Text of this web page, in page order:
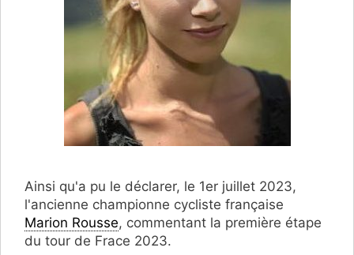
Ainsi qu'a pu le déclarer, le 1er juillet 2023,
l'ancienne championne cycliste française
Marion Rousse, commentant la première étape
du tour de Frace 2023.